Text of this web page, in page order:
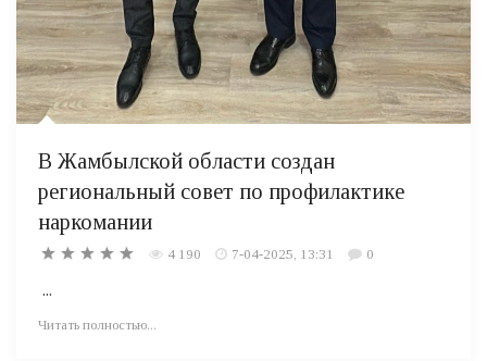
В Жамбылской области создан
региональный совет по профилактике
наркомании
4 190 7-04-2025, 13:31 0
...
Читать полностью...